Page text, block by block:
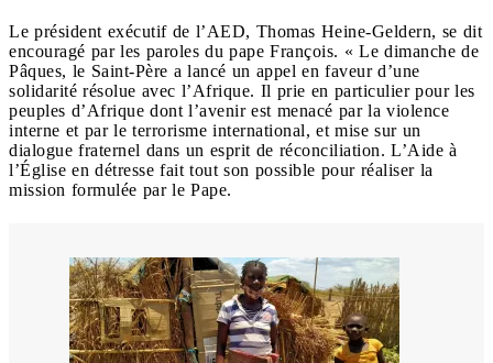
Le président exécutif de l’AED, Thomas Heine-Geldern, se dit
encouragé par les paroles du pape François. « Le dimanche de
Pâques, le Saint-Père a lancé un appel en faveur d’une
solidarité résolue avec l’Afrique. Il prie en particulier pour les
peuples d’Afrique dont l’avenir est menacé par la violence
interne et par le terrorisme international, et mise sur un
dialogue fraternel dans un esprit de réconciliation. L’Aide à
l’Église en détresse fait tout son possible pour réaliser la
mission formulée par le Pape.